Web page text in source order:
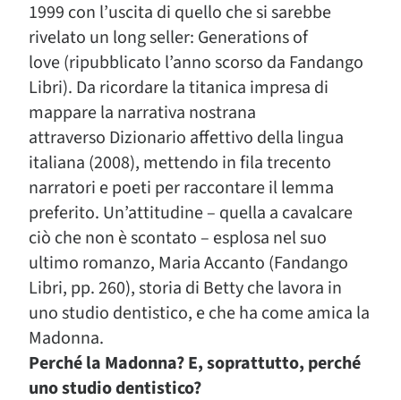
1999 con l’uscita di quello che si sarebbe
rivelato un long seller: Generations of
love (ripubblicato l’anno scorso da Fandango
Libri). Da ricordare la titanica impresa di
mappare la narrativa nostrana
attraverso Dizionario affettivo della lingua
italiana (2008), mettendo in fila trecento
narratori e poeti per raccontare il lemma
preferito. Un’attitudine – quella a cavalcare
ciò che non è scontato – esplosa nel suo
ultimo romanzo, Maria Accanto (Fandango
Libri, pp. 260), storia di Betty che lavora in
uno studio dentistico, e che ha come amica la
Madonna.
Perché la Madonna? E, soprattutto, perché
uno studio dentistico?